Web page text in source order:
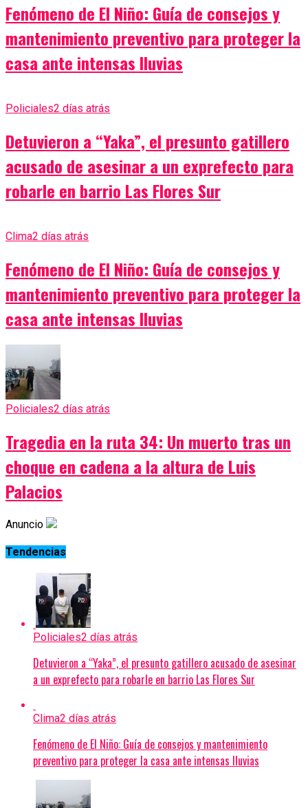
Fenómeno de El Niño: Guía de consejos y
mantenimiento preventivo para proteger la
casa ante intensas lluvias
Policiales2 días atrás
Detuvieron a “Yaka”, el presunto gatillero
acusado de asesinar a un exprefecto para
robarle en barrio Las Flores Sur
Clima2 días atrás
Fenómeno de El Niño: Guía de consejos y
mantenimiento preventivo para proteger la
casa ante intensas lluvias
Policiales2 días atrás
Tragedia en la ruta 34: Un muerto tras un
choque en cadena a la altura de Luis
Palacios
Anuncio
Tendencias
Policiales2 días atrás
Detuvieron a “Yaka”, el presunto gatillero acusado de asesinar
a un exprefecto para robarle en barrio Las Flores Sur
Clima2 días atrás
Fenómeno de El Niño: Guía de consejos y mantenimiento
preventivo para proteger la casa ante intensas lluvias